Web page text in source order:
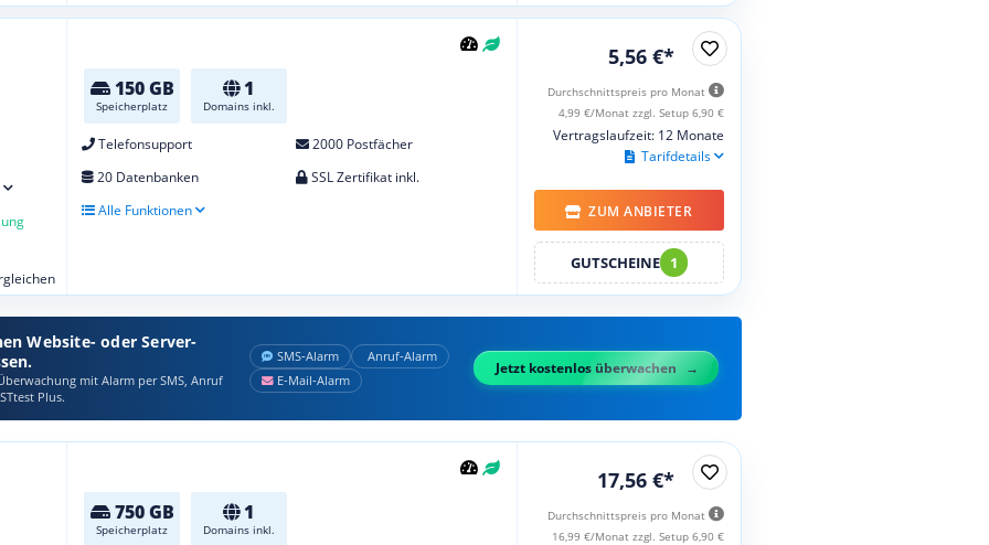
150 GB
Speicherplatz
1
Domains inkl.
Telefonsupport
2000 Postfächer
20 Datenbanken
SSL Zertifikat inkl.
Alle Funktionen
5,56 €*
Durchschnittspreis pro Monat
4,99 €/Monat zzgl. Setup 6,90 €
Vertragslaufzeit: 12 Monate
Tarifdetails
ZUM ANBIETER
GUTSCHEINE 1
Website- oder Server-
mit Alarm per SMS, Anruf
Plus.
SMS‑Alarm
Anruf‑Alarm
E‑Mail‑Alarm
Jetzt kostenlos überwachen
750 GB
Speicherplatz
1
Domains inkl.
17,56 €*
Durchschnittspreis pro Monat
16,99 €/Monat zzgl. Setup 6,90 €